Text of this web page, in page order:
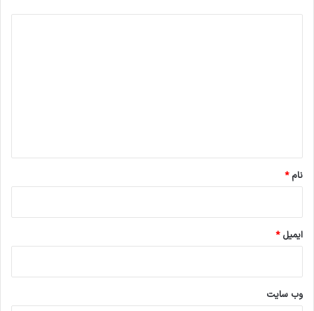
نام*
ایمیل*
وب‌ سایت